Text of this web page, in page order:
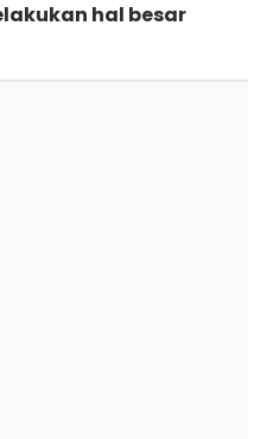
hal besar